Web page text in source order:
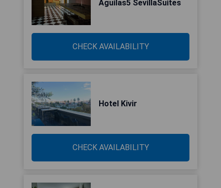
Aguilas5 SevillaSuites
CHECK AVAILABILITY
Hotel Kivir
CHECK AVAILABILITY